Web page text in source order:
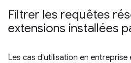
Filtrer les requêtes
extensions installées
Les cas d'utilisation en